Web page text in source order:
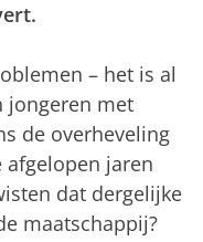
– het is al
jongeren met
de overheveling
afgelopen jaren
dat dergelijke
maatschappij?